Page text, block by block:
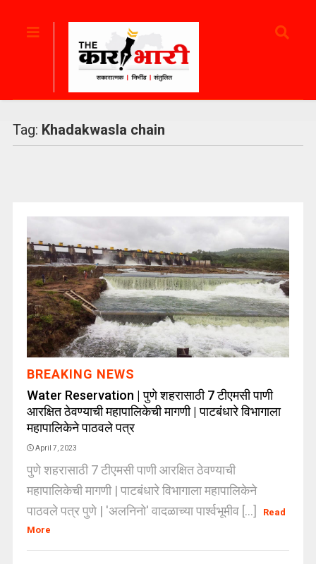
Tag: Khadakwasla chain
BREAKING NEWS
Water Reservation | पुणे शहरासाठी 7 टीएमसी पाणी
आरक्षित ठेवण्याची महापालिकेची मागणी | पाटबंधारे विभागाला
महापालिकेने पाठवले पत्र
April 7, 2023
पुणे शहरासाठी 7 टीएमसी पाणी आरक्षित ठेवण्याची
महापालिकेची मागणी | पाटबंधारे विभागाला महापालिकेने
पाठवले पत्र पुणे | 'अलनिनो' वादळाच्या पार्श्वभूमीव [...]
Read
More